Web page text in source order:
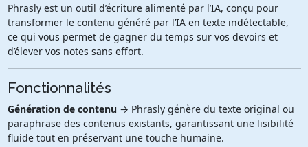
Phrasly est un outil d’écriture alimenté par l’IA, conçu pour
transformer le contenu généré par l’IA en texte indétectable,
ce qui vous permet de gagner du temps sur vos devoirs et
d’élever vos notes sans effort.
Fonctionnalités
Génération de contenu→ Phrasly génère du texte original ou
paraphrase des contenus existants, garantissant une lisibilité
fluide tout en préservant une touche humaine.